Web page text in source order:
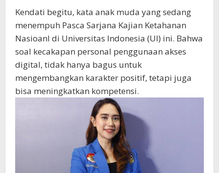
Kendati begitu, kata anak muda yang sedang
menempuh Pasca Sarjana Kajian Ketahanan
Nasioanl di Universitas Indonesia (UI) ini. Bahwa
soal kecakapan personal penggunaan akses
digital, tidak hanya bagus untuk
mengembangkan karakter positif, tetapi juga
bisa meningkatkan kompetensi.